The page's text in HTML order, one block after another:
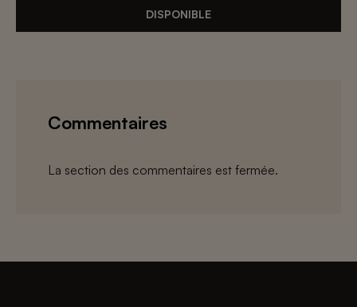
DISPONIBLE
Commentaires
La section des commentaires est fermée.